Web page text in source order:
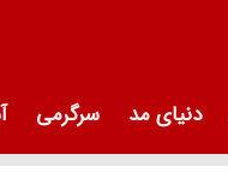
دنیای مد سرگرمی